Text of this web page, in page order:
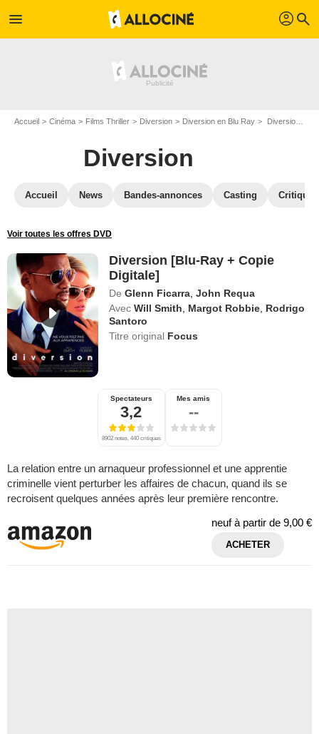
menu profil search
Accueil Cinéma Films Thriller Diversion Diversion en Blu Ray Diversion [Blu-Ray + Copie Digitale]
Diversion
Accueil News Bandes-annonces Casting
Voir toutes les offres DVD
Diversion [Blu-Ray + Copie
Digitale]
De Glenn Ficarra ,John Requa
Avec Will Smith Margot Robbie Rodrigo
Santoro
Titre original Focus
Spectateurs
3,2
8902 notes, 440 critiques
Mes amis
--
La relation entre un arnaqueur professionnel et une apprentie
criminelle vient perturber les affaires de chacun, quand ils se
recroisent quelques années après leur première rencontre.
neuf à partir de 9,00 €
ACHETER